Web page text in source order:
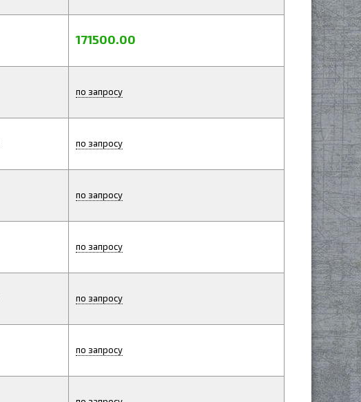
171500.00
по запросу
по запросу
по запросу
по запросу
по запросу
по запросу